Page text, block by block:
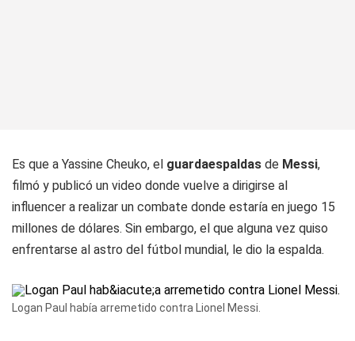
Es que a Yassine Cheuko, el guardaespaldas de Messi,
filmó y publicó un video donde vuelve a dirigirse al
influencer a realizar un combate donde estaría en juego 15
millones de dólares. Sin embargo, el que alguna vez quiso
enfrentarse al astro del fútbol mundial, le dio la espalda.
Logan Paul había arremetido contra Lionel Messi.